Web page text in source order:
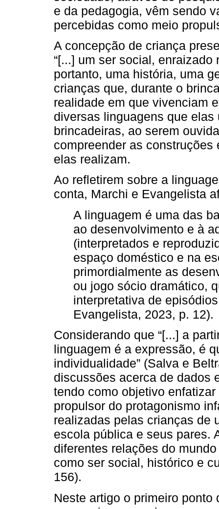
e da pedagogia, vêm sendo
percebidas como meio
A concepção de criança
“[...] um ser social,
portanto, uma história, uma
crianças que, durante o
realidade em que vivenciam
diversas linguagens que
brincadeiras, ao serem
compreender as
elas realizam.
Ao refletirem sobre a
conta, Marchi e Evangelista
A linguagem é uma das
ao desenvolvimento e à
(interpretados e
espaço doméstico e na
primordialmente as
ou jogo sócio dramático,
interpretativa de
Evangelista, 2023, p. 12).
Considerando que “[...] a
linguagem é a expressão, é
individualidade” (Salva e
discussões acerca de dados
tendo como objetivo
propulsor do protagonismo
realizadas pelas crianças de
escola pública e seus pares.
diferentes relações do
como ser social, histórico e
156).
Neste artigo o primeiro